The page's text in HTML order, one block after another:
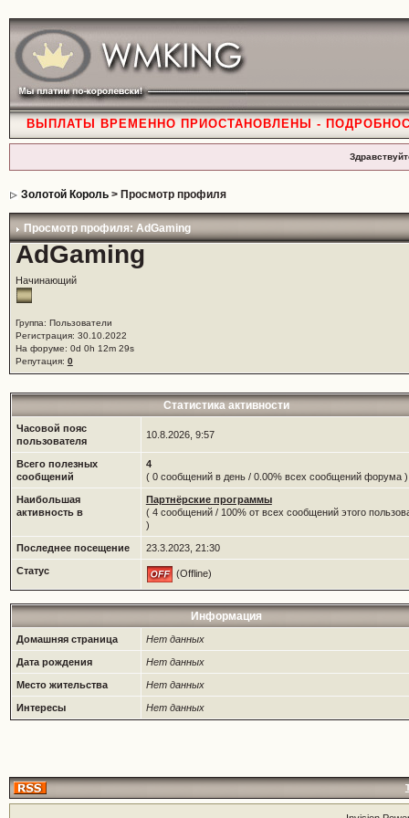
ВЫПЛАТЫ ВРЕМЕННО ПРИОСТАНОВЛЕНЫ -
Золотой Король> Просмотр профиля
Просмотр профиля: AdGaming
AdGaming
Начинающий
Группа: Пользователи
Регистрация: 30.10.2022
На форуме: 0d 0h 12m 29s
Репутация: 0
Статистика активности
Часовой пояс
пользователя
10.8.2026, 9:57
Всего полезных
сообщений
4
( 0 сообщений в день / 0.00% всех сообщений форума )
Наибольшая
активность в
Партнёрские программы
( 4 сообщений / 100% от всех сообщений этого
)
Последнее посещение 23.3.2023, 21:30
Статус (Offline)
Информация
Домашняя страница Нет данных
Дата рождения Нет данных
Место жительства Нет данных
Интересы Нет данных